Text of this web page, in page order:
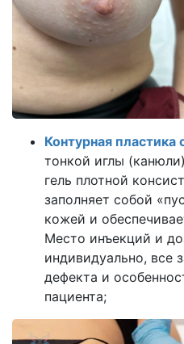
Контурная пластика
тонкой иглы
гель плотной
заполняет собой
кожей и
Место инъекций и
индивидуально, все
дефекта и
пациента;